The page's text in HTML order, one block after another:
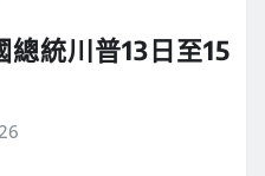
統川普13日至15